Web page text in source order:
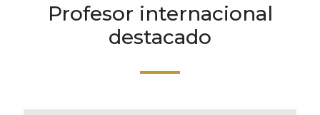
Profesor internacional
destacado